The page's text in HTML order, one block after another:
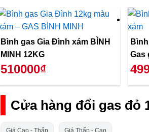
Bình gas Gia Đình xám BÌNH
MINH 12KG
510000₫
Gas
Cửa hàng đổi gas đỏ
Giá Cao - Thấp Giá Thấp - Cao